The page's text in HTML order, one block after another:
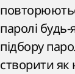
паролі
підбору
створити як